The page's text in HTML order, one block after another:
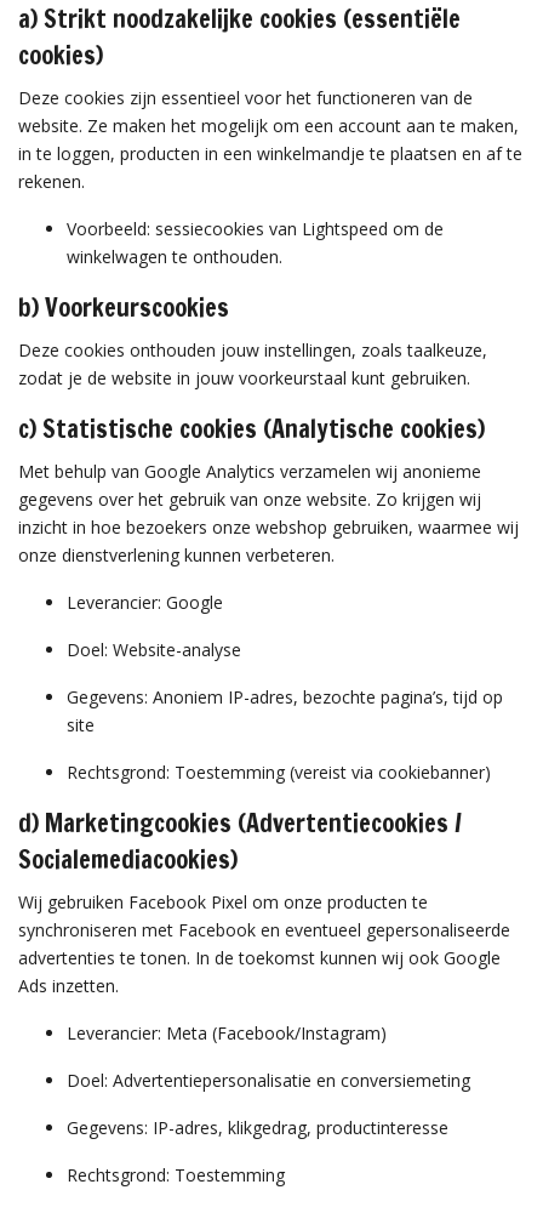
a) Strikt noodzakelijke cookies (essentiële
cookies)
Deze cookies zijn essentieel voor het functioneren van de
website. Ze maken het mogelijk om een account aan te maken,
in te loggen, producten in een winkelmandje te plaatsen en af te
rekenen.
Voorbeeld: sessiecookies van Lightspeed om de
winkelwagen te onthouden.
b) Voorkeurscookies
Deze cookies onthouden jouw instellingen, zoals taalkeuze,
zodat je de website in jouw voorkeurstaal kunt gebruiken.
c) Statistische cookies (Analytische cookies)
Met behulp van Google Analytics verzamelen wij anonieme
gegevens over het gebruik van onze website. Zo krijgen wij
inzicht in hoe bezoekers onze webshop gebruiken, waarmee wij
onze dienstverlening kunnen verbeteren.
Leverancier: Google
Doel: Website-analyse
Gegevens: Anoniem IP-adres, bezochte pagina’s, tijd op
site
Rechtsgrond: Toestemming (vereist via cookiebanner)
d) Marketingcookies (Advertentiecookies /
Socialemediacookies)
Wij gebruiken Facebook Pixel om onze producten te
synchroniseren met Facebook en eventueel gepersonaliseerde
advertenties te tonen. In de toekomst kunnen wij ook Google
Ads inzetten.
Leverancier: Meta (Facebook/Instagram)
Doel: Advertentiepersonalisatie en conversiemeting
Gegevens: IP-adres, klikgedrag, productinteresse
Rechtsgrond: Toestemming